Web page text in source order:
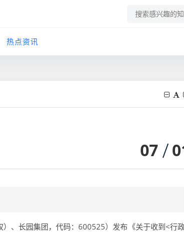
热点资讯
07
、长园集团，代码：600525）发布《关于收到<行